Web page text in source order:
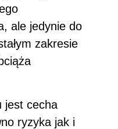
ale jedynie do
zakresie
jest cecha
ryzyka jak i